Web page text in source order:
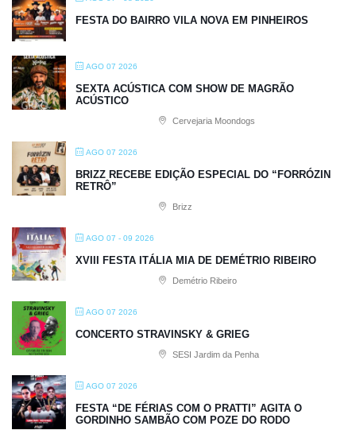
FESTA DO BAIRRO VILA NOVA EM PINHEIROS
AGO 07 2026
SEXTA ACÚSTICA COM SHOW DE MAGRÃO
ACÚSTICO
Cervejaria Moondogs
AGO 07 2026
BRIZZ RECEBE EDIÇÃO ESPECIAL DO “FORRÓZIN
RETRÔ”
Brizz
AGO 07 - 09 2026
XVIII FESTA ITÁLIA MIA DE DEMÉTRIO RIBEIRO
Demétrio Ribeiro
AGO 07 2026
CONCERTO STRAVINSKY & GRIEG
SESI Jardim da Penha
AGO 07 2026
FESTA “DE FÉRIAS COM O PRATTI” AGITA O
GORDINHO SAMBÃO COM POZE DO RODO